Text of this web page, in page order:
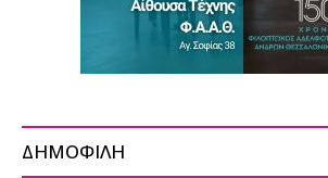
ΔΗΜΟΦΙΛΗ